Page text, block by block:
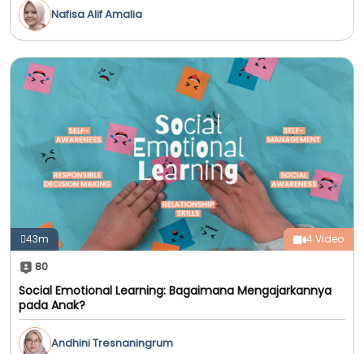
Nafisa Alif Amalia
43m 4 Video
80
Social Emotional Learning: Bagaimana Mengajarkannya
pada Anak?
Andhini Tresnaningrum